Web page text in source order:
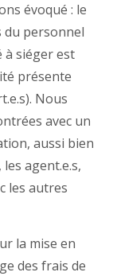
évoqué : le
du personnel
à siéger est
présente
Nous
avec un
aussi bien
agent.e.s,
les autres
la mise en
des frais de